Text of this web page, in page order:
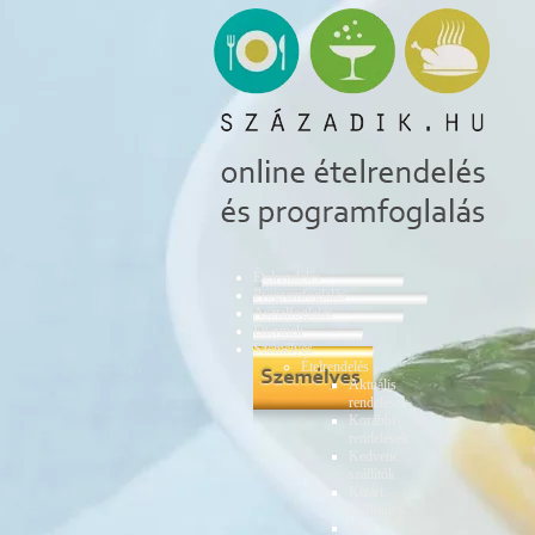
Ételrendelés
Programfoglalás
Asztalfoglalás
Éttermek
Személyes
Ételrendelés
Aktuális
rendelések
Korábbi